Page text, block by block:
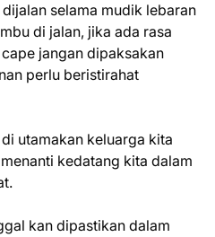
selama mudik lebaran
di jalan, jika ada rasa
jangan dipaksakan
perlu beristirahat
utamakan keluarga kita
kedatang kita dalam
kan dipastikan dalam